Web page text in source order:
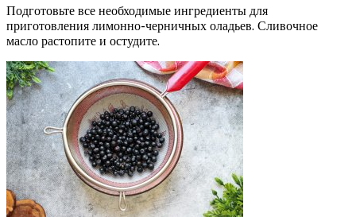
Подготовьте все необходимые ингредиенты для
приготовления лимонно-черничных оладьев. Сливочное
масло растопите и остудите.